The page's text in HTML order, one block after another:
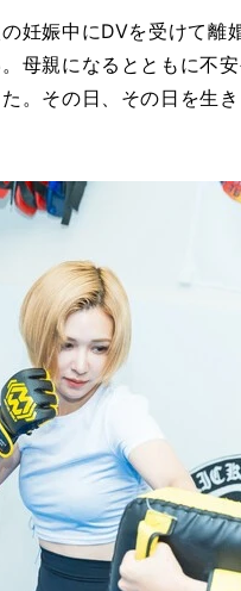
妊娠中にDVを受けて
母親になるとともに不
。その日、その日を生